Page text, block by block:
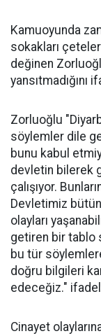
Kamuoyunda
sokakları
değinen
yansıtmadığını
Zorluoğlu
söylemler dile
bunu kabul
devletin bilerek
çalışıyor.
Devletimiz
olayları
getiren bir tablo
bu tür
doğru bilgileri
edeceğiz."
Cinayet